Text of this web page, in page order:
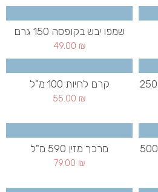
שמפו יבש בקופסה 150 גרם
49.00 ₪
נוזל אנטי פרזיטים לכלבים 250
קרם לחיות 100 מ"ל
55.00 ₪
שמפו טבעי לוונדר וקמומיל 500
מרכך מזין 590 מ"ל
79.00 ₪